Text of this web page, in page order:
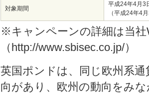
対象期間
平成24年4月3
（平成24年4
※キャンペーンの詳細は当
（http://www.sbisec.co.jp/）
英国ポンドは、同じ欧州系
向があり、欧州の動向をみ